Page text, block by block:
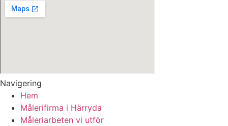
Navigering
Hem
Målerifirma i Härryda
Måleriarbeten vi utför